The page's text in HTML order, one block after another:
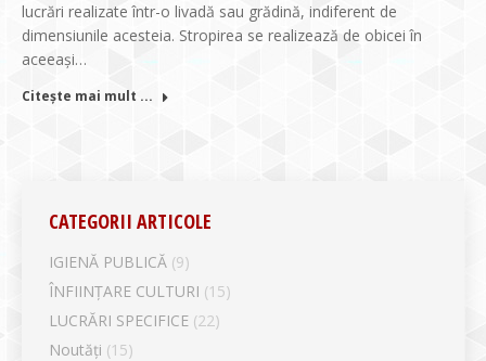
lucrări realizate într-o livadă sau grădină, indiferent de
dimensiunile acesteia. Stropirea se realizează de obicei în
aceeaşi…
Citește mai mult ...
CATEGORII ARTICOLE
IGIENĂ PUBLICĂ (9)
ÎNFIINȚARE CULTURI (15)
LUCRĂRI SPECIFICE (22)
Noutăți (15)